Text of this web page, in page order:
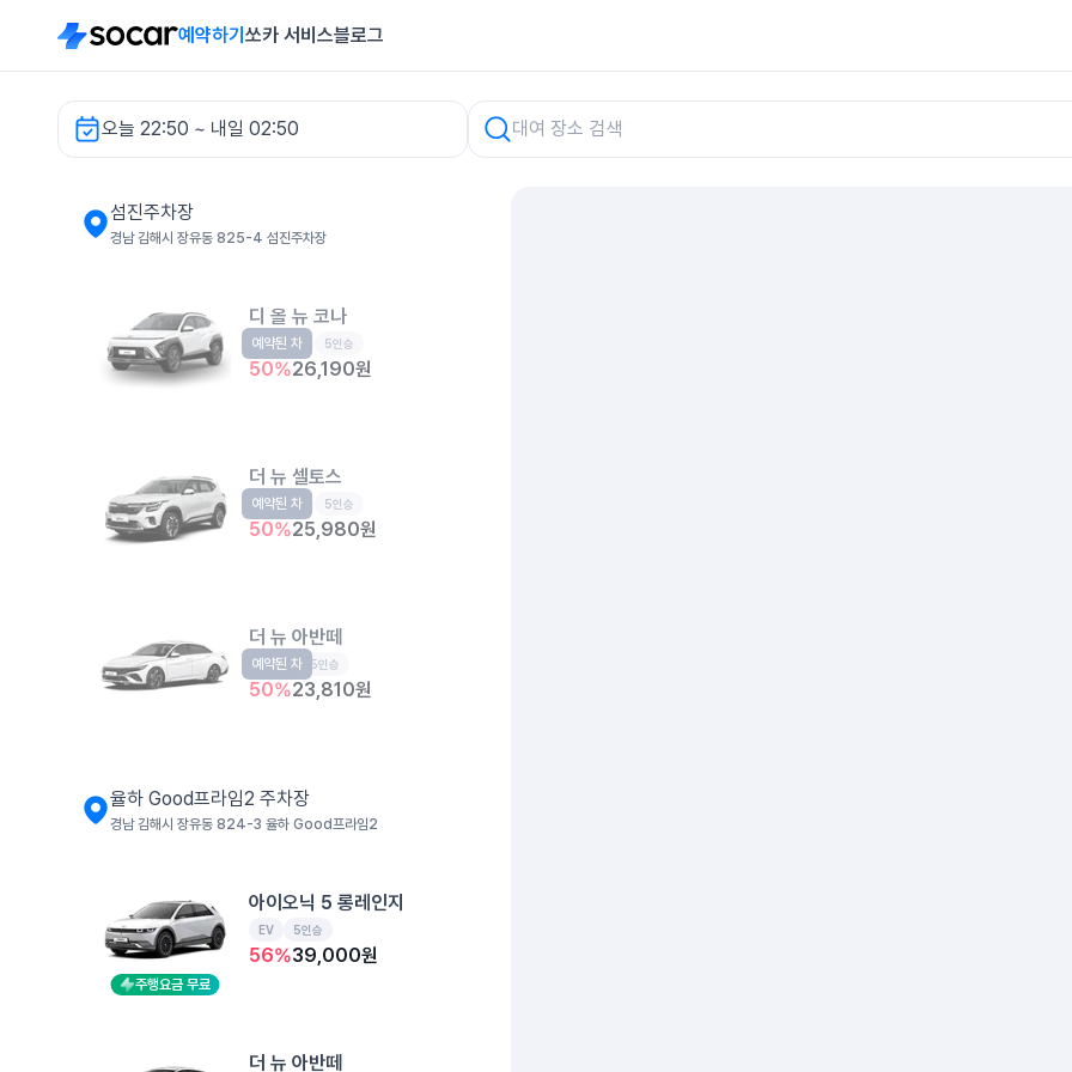
예약하기 쏘카 서비스블로그
오늘 22:50 ~ 내일 02:50
섬진주차장 렌터카
섬진주차장
경남 김해시 장유동 825-4 섬진주차장
디 올 뉴 코나
소형SUV 5인승
50%26,190원
예약된 차
더 뉴 셀토스
소형SUV 5인승
50%25,980원
예약된 차
더 뉴 아반떼
준중형 5인승
50%23,810원
예약된 차
율하 Good프라임2 주차장
경남 김해시 장유동 824-3 율하 Good프라임2
주행요금 무료
아이오닉 5 롱레인지
EV 5인승
56%39,000원
더 뉴 아반떼